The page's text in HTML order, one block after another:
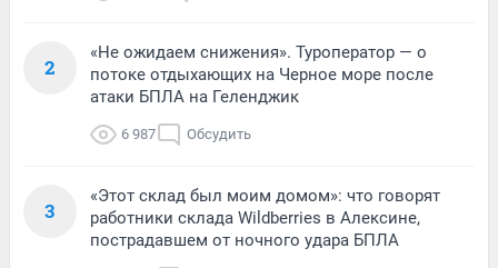
2
«Не ожидаем снижения». Туроператор — о
потоке отдыхающих на Черное море после
атаки БПЛА на Геленджик
6 987 Обсудить
3
«Этот склад был моим домом»: что говорят
работники склада Wildberries в Алексине,
пострадавшем от ночного удара БПЛА